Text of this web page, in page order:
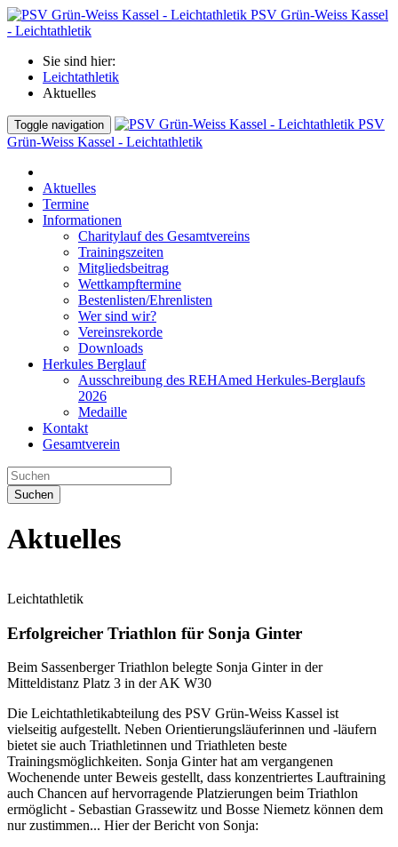
PSV Grün-Weiss Kassel
- Leichtathletik
Sie sind hier:
Leichtathletik
Aktuelles
Toggle navigation
PSV
Grün-Weiss Kassel - Leichtathletik
Aktuelles
Termine
Informationen
Charitylauf des Gesamtvereins
Trainingszeiten
Mitgliedsbeitrag
Wettkampftermine
Bestenlisten/Ehrenlisten
Wer sind wir?
Vereinsrekorde
Downloads
Herkules Berglauf
Ausschreibung des REHAmed Herkules-Berglaufs
2026
Medaille
Kontakt
Gesamtverein
Suchen
Aktuelles
Leichtathletik
Erfolgreicher Triathlon für Sonja Ginter
Beim Sassenberger Triathlon belegte Sonja Ginter in der
Mitteldistanz Platz 3 in der AK W30
Die Leichtathletikabteilung des PSV Grün-Weiss Kassel ist
vielseitig aufgestellt. Neben Orientierungsläuferinnen und -läufern
bietet sie auch Triathletinnen und Triathleten beste
Trainingsmöglichkeiten. Sonja Ginter hat am vergangenen
Wochenende unter Beweis gestellt, dass konzentriertes Lauftraining
auch Chancen auf hervorragende Platzierungen beim Triathlon
ermöglicht - Sebastian Grassewitz und Bosse Niemetz können dem
nur zustimmen... Hier der Bericht von Sonja: